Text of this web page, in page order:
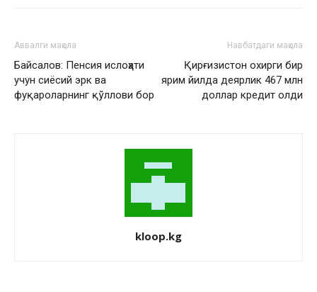
Аввалги мақола
Байсалов: Пенсия ислоҳати
учун сиёсий эрк ва
фуқароларнинг қўллови бор
Навбатдаги мақола
Қирғизистон охирги бир
ярим йилда деярлик 467 млн
доллар кредит олди
kloop.kg